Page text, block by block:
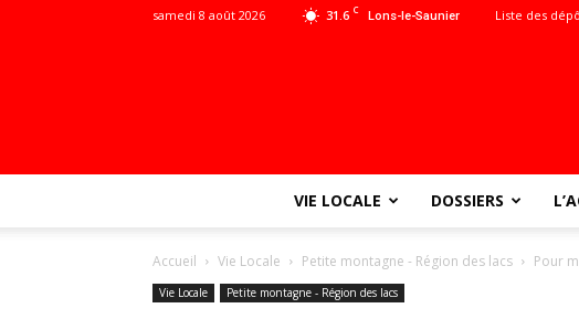
31.6 C Lons-le-Saunier
samedi 8 août 2026 Liste des
VIE LOCALE DOSSIERS
Accueil Vie Locale Petite montagne - Région des lacs Pour
Vie Locale Petite montagne - Région des lacs